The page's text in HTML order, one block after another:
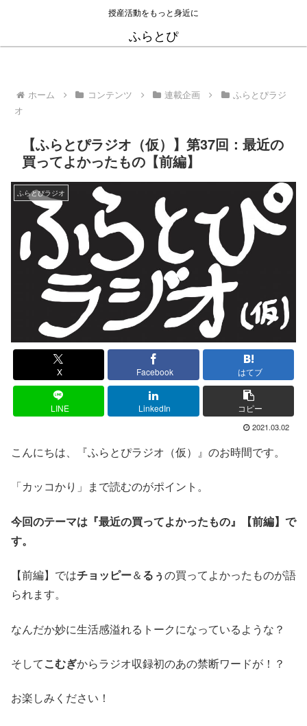
授産活動をもっと身近に
ふらとぴ
ホーム コンテンツ 連載企画
ふらとぴラジ
オ
【ふらとぴラジオ（仮）】第37回：最近の
買ってよかったもの【前編】
ふらとぴラジオ
X Facebook はてブ
LINE LinkedIn コピー
2021.03.02
こんにちは、『ふらとぴラジオ（仮）』のお時間です。
「カッコかり」まで読むのがポイント。
今回のテーマは『最近の買ってよかったもの』【前編】で
す。
【前編】ではチョッピー＆るぅの買ってよかったものが語
られます。
なんだか妙に生活感溢れるトークになっているような？
そしてこむぎからラジオ収録初のあの禁断ワードが！？
お楽しみください！